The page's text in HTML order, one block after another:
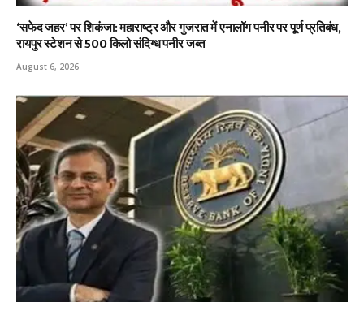
‘सफेद जहर’ पर शिकंजा: महाराष्ट्र और गुजरात में एनालॉग पनीर पर पूर्ण प्रतिबंध,
रायपुर स्टेशन से 500 किलो संदिग्ध पनीर जब्त
August 6, 2026